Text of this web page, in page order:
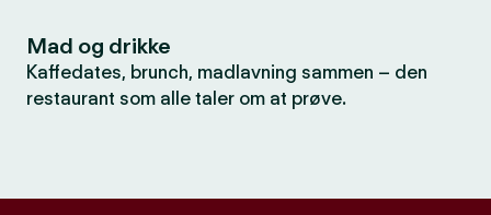
Mad og drikke
Kaffedates, brunch, madlavning sammen – den
restaurant som alle taler om at prøve.